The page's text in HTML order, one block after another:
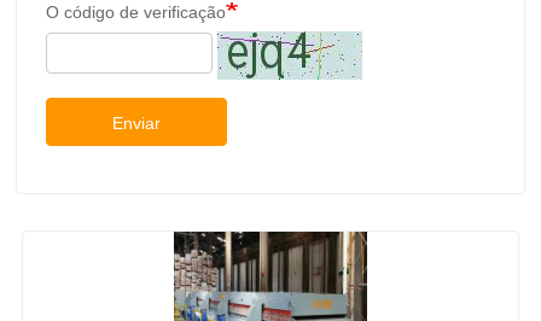
O código de verificação
Enviar